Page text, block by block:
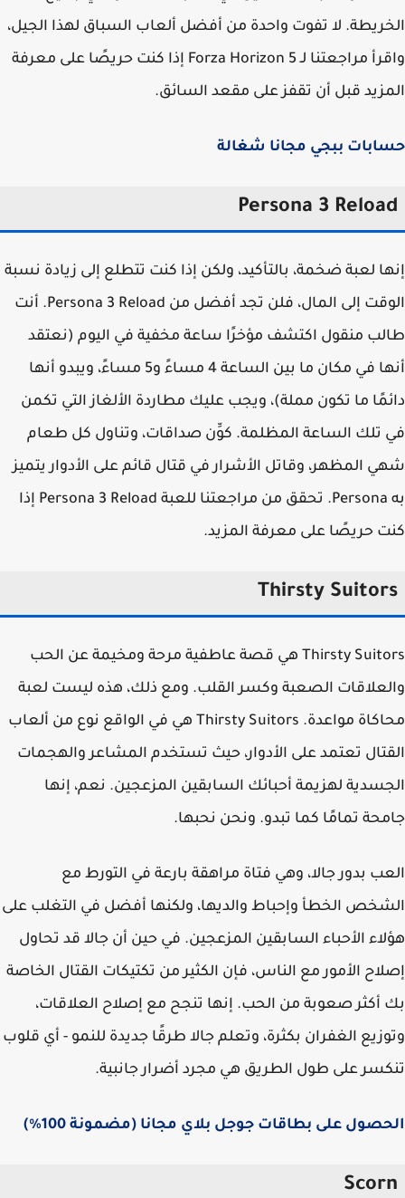
لا تفوت واحدة من أفضل ألعاب السباق لهذا الجيل،
واقرأ مراجعتنا لـ Forza Horizon 5 إذا كنت حريصًا على معرفة
قبل أن تقفز على مقعد السائق.
ببجي مجانا شغالة
Persona 3
لعبة ضخمة، بالتأكيد، ولكن إذا كنت تتطلع إلى زيادة نسبة
الوقت إلى المال، فلن تجد أفضل من Persona 3 Reload. أنت
منقول اكتشف مؤخرًا ساعة مخفية في اليوم (نعتقد
أنها في مكان ما بين الساعة 4 مساءً و5 مساءً، ويبدو أنها
ما تكون مملة)، ويجب عليك مطاردة الألغاز التي تكمن
تلك الساعة المظلمة. كوِّن صداقات، وتناول كل طعام
المظهر، وقاتل الأشرار في قتال قائم على الأدوار يتميز
به Persona. تحقق من مراجعتنا للعبة Persona 3 Reload إذا
حريصًا على معرفة المزيد.
Thirsty
Thirsty Suitors هي قصة عاطفية مرحة ومخيمة عن الحب
الصعبة وكسر القلب. ومع ذلك، هذه ليست لعبة
محاكاة مواعدة. Thirsty Suitors هي في الواقع نوع من ألعاب
تعتمد على الأدوار، حيث تستخدم المشاعر والهجمات
لهزيمة أحبائك السابقين المزعجين. نعم، إنها
تمامًا كما تبدو. ونحن نحبها.
بدور جالا، وهي فتاة مراهقة بارعة في التورط مع
الخطأ وإحباط والديها، ولكنها أفضل في التغلب على
الأحباء السابقين المزعجين. في حين أن جالا قد تحاول
الأمور مع الناس، فإن الكثير من تكتيكات القتال الخاصة
أكثر صعوبة من الحب. إنها تنجح مع إصلاح العلاقات،
الغفران بكثرة، وتعلم جالا طرقًا جديدة للنمو - أي قلوب
على طول الطريق هي مجرد أضرار جانبية.
على بطاقات جوجل بلاي مجانا (مضمونة 100%)